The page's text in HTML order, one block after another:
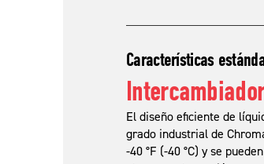
Características
El diseño eficiente de
grado industrial de
-40 °F (-40 °C) y se